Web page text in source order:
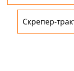
Скрепер-